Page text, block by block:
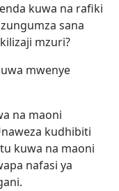
kuwa na rafiki
sana
mzuri?
mwenye
na maoni
kudhibiti
kuwa na maoni
nafasi ya